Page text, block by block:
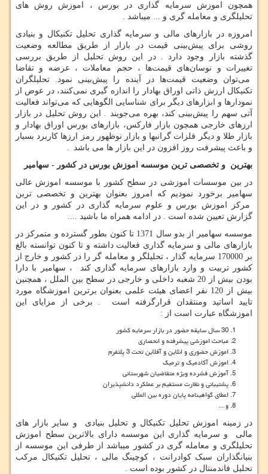
همچون اموزش سرمایه گذاری در بورس ، اموزش روش های
تحلیلگری و معامله گری و ... میباشد .
امروزه در بازارهای مالی و سرمایه گذاری تحلیل تکنیکال و بنیادی
روشی برای پیش‌بینی قیمت در بازار از طریق مطالعه وضعیت
گذشته بازار وجود دارد . در این روش تحلیل از طریق بررسی
تغییرات و نوسان‌های قیمت‌ها ، حجم معاملات ، عرضه و تقاضا
می‌توان وضعیت قیمت‌ها در آینده را پیش‌بینی نمود. تحلیلگران
تکنیکال ارزش ذاتی اوراق بهادار را اندازه‌ گیری نمی‌کنند، در عوض از
نمودارها و ابزارهای دیگر برای شناسایی الگوهایی که می‌تواند فعالیت
آتی سهم را پیش‌بینی کند، بهره می‌جویند . این روش تحلیل در بازار
ارزهای خارجی همچون بازار فارکس، بازارهای بورس اوراق بهادار و
بازار طلا و دیگر فلزات گرانبها و بازار نوظهور رمز ارزها کاربرد بسیار
و باعث پیشرفت روز افزون در این بازار ها می باشد .
بهترین و تخصصی ترین موسسه اموزش بورس در کشور - سهامیر
در بین موسسات اموزشی در سطح کشور با موسسه اموزش عالی
سهامیر برخورد نمودیم که امروز بعنوان بهترین و تخصصی ترین
مرکز اموزش بورس و علوم سرمایه گذاری در کشور و در این
گزارش تعیین شده است . در ادامه همراه ما باشید ....
موسسه سهامیر از بدو سال 1371 تا کنون بطور گسترده و متمرکز در
بازارهای مالی و سرمایه گذاری فعالیت داشته و تا کنون توانسته بالغ
بر 170000 سرمایه گذار ، تحلیلگر و معامله گر را در کشور و خارج از
کشور تربیت و وارد بازارهای سرمایه گذاری کند ، سهامیر با دارا
بودن بیش از 20 شعبه داخلی و خارجی در سطح بین الملل ، همچنین
بیش از 120 نفر اعضای هیئت علمی بعنوان برترین اموزشگاه مورد
تایید اساتید ومنتقدان قرارگرفته است . برخی از مزایای این
اموزشگاه عبارت است از :
30 سال سایقه حضور در بازار سرمایه کشور
مباحث اموزشی پیشرفته و انحصاری
اموزش حضوری و انلاین و آفلاین تحت 3 پلتفرم
اموزش آکادمیک و ترمیک
آموزش فشرده ویژه متقاضیان شهرستانی
پشتیبانی و نظارت مستقیم بر عملکرد دانشپذیران
اعطای گواهینامه پایان دوره بین المللی
و ...
در زمینه اموزش تحلیل تکنیکال و تحلیل بنیادی و سایر بازار های
مالی و سرمایه گذاری این موسسه دارای بالاترین سطح اموزش
تحلیلگری و معامله گری در کشور میباشد از طرفی این موسسه از
بنیانگذاران سبک کوادرانت ، کوچینگ مالی ، تحلیل تکنیکال مرکب
تحلیل فاندمنتال در کشور بوده است .